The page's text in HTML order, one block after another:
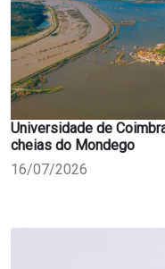
Universidade de
cheias do Mondego
16/07/2026